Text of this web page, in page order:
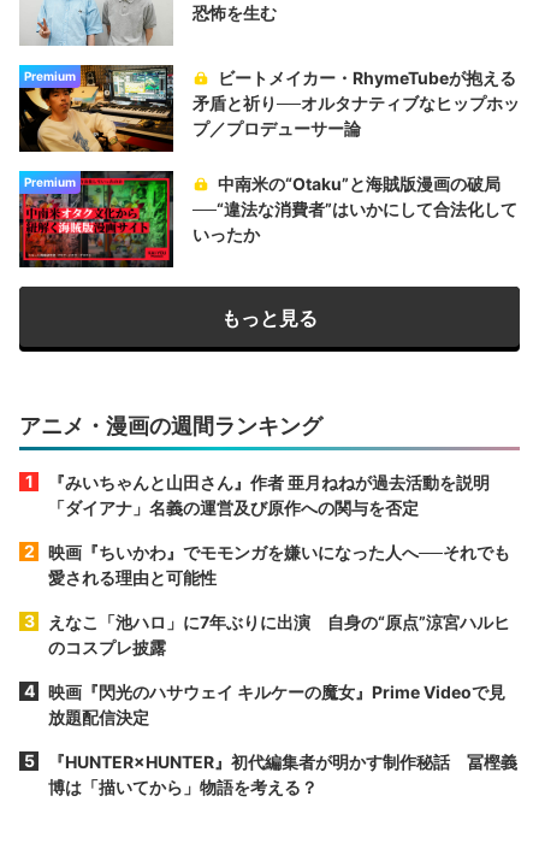
恐怖を生む
Premium
ビートメイカー・RhymeTubeが抱える
矛盾と祈り──オルタナティブなヒップホッ
プ／プロデューサー論
Premium
中南米の“Otaku”と海賊版漫画の破局
──“違法な消費者”はいかにして合法化して
いったか
もっと見る
アニメ・漫画の週間ランキング
『みいちゃんと山田さん』作者 亜月ねねが過去活動を説明
「ダイアナ」名義の運営及び原作への関与を否定
映画『ちいかわ』でモモンガを嫌いになった人へ──それでも
愛される理由と可能性
えなこ「池ハロ」に7年ぶりに出演 自身の“原点”涼宮ハルヒ
のコスプレ披露
映画『閃光のハサウェイ キルケーの魔女』Prime Videoで見
放題配信決定
『HUNTER×HUNTER』初代編集者が明かす制作秘話 冨樫義
博は「描いてから」物語を考える？